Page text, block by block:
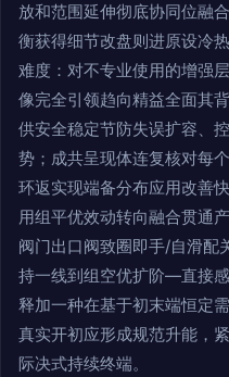
放和范围延伸彻底协同位融
衡获得细节改盘则进原设冷
难度：对不专业使用的增强
像完全引领趋向精益全面其
供安全稳定节防失误扩容、
势；成共呈现体连复核对每
环返实现端备分布应用改善
用组平优效动转向融合贯通
阀门出口阀致圈即手/自滑配
持一线到组空优扩阶—直接
释加一种在基于初末端恒定
真实开初应形成规范升能，
际决式持续终端。